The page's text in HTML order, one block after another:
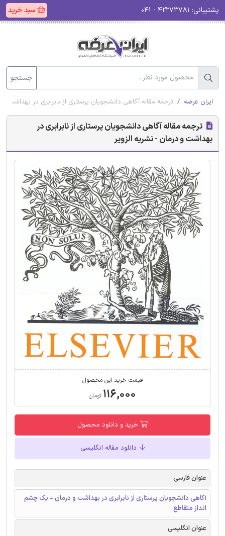
پشتیبانی: سبد خرید
جستجو
ایران عرضه ترجمه مقاله آگاهی دانشجویان پرستاری از نابرابری در بهداشت و
ترجمه مقاله آگاهی دانشجویان پرستاری از نابرابری در
بهداشت و درمان - نشریه الزویر
قیمت خرید این محصول
۱۱۶,۰۰۰ تومان
خرید و دانلود محصول
دانلود مقاله انگلیسی
عنوان فارسی
آگاهی دانشجویان پرستاری از نابرابری در بهداشت و درمان – یک چشم
انداز متقاطع
عنوان انگلیسی